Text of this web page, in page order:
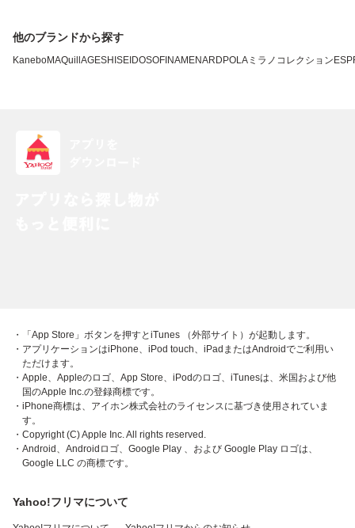
他のブランドから探す
KaneboMAQuillAGESHISEIDOSOFINAMENARD POLA ミラノコレクション
・「App Store」ボタンを押すとiTunes （外部サイト）が起動します。
・アプリケーションはiPhone、iPod touch、iPadまたはAndroidでご利用い
ただけます。
・Apple、Appleのロゴ、App Store、iPodのロゴ、iTunesは、米国および他
国のApple Inc.の登録商標です。
・iPhone商標は、アイホン株式会社のライセンスに基づき使用されていま
す。
・Copyright (C) Apple Inc. All rights reserved.
・Android、Androidロゴ、Google Play 、および Google Play ロゴは、
Google LLC の商標です。
Yahoo!フリマについて